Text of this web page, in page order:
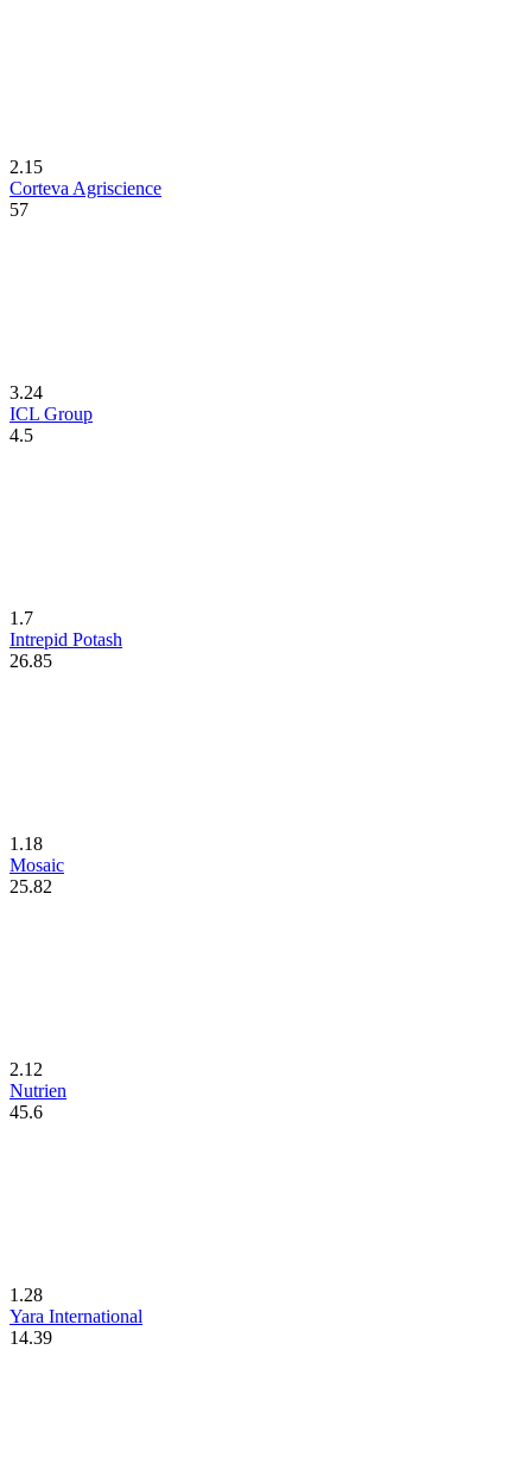
2.15
Corteva Agriscience
57
3.24
ICL Group
4.5
1.7
Intrepid Potash
26.85
1.18
Mosaic
25.82
2.12
Nutrien
45.6
1.28
Yara International
14.39